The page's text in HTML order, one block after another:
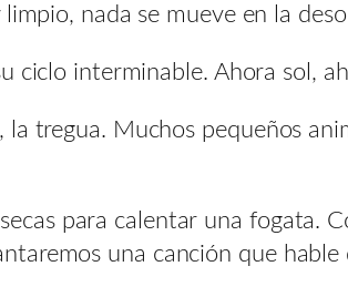
nada se mueve en la
ciclo interminable. Ahora sol,
tregua. Muchos pequeños
para calentar una fogata.
una canción que